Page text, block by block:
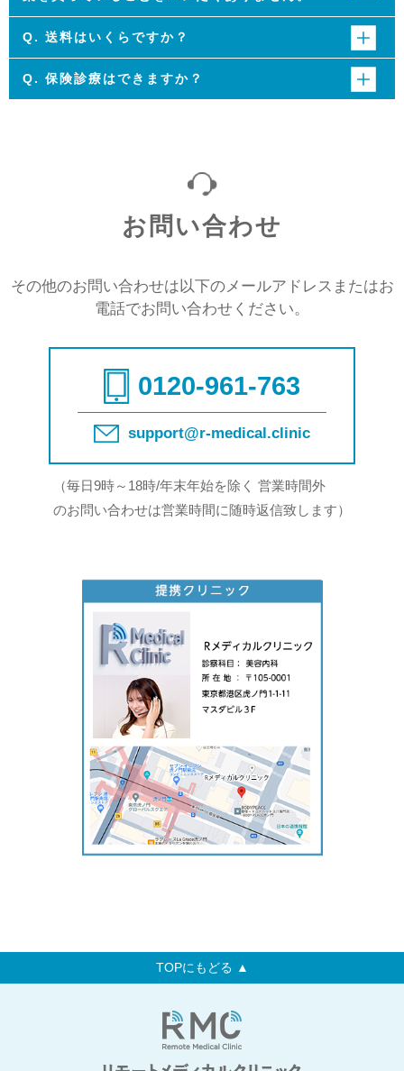
中⾝がわからないように段ボールや封筒に⼊れ配送いたしま
すので、ご安⼼ください。
Q. 送料はいくらですか？
送料は⼀律660円（税込）です。ゼオスキンは1,320円（税
込）です。いくつかのお薬をまとめて発送することも可能です
Q. 保険診療はできますか？
お問い合わせ
その他のお問い合わせは以下のメールアドレスまたはお
電話でお問い合わせください。
0120-961-763
support@r-medical.clinic
（毎日9時～18時/年末年始を除く 営業時間外
のお問い合わせは営業時間に随時返信致します）
TOPにもどる ▲